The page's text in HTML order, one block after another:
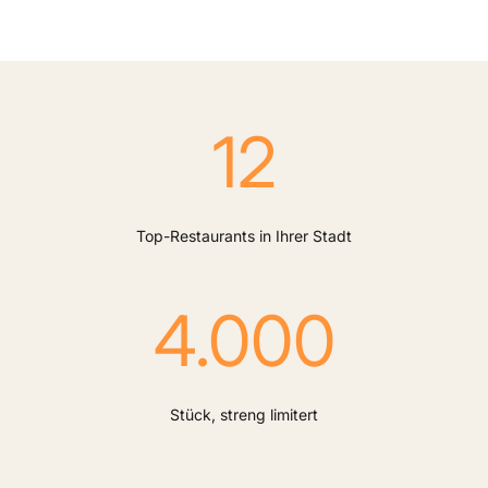
12
Top-Restaurants in Ihrer Stadt
4.000
Stück, streng limitert